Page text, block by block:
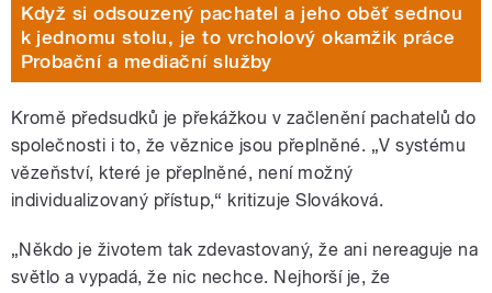
Když si odsouzený pachatel a jeho oběť sednou
k jednomu stolu, je to vrcholový okamžik práce
Probační a mediační služby
Kromě předsudků je překážkou v začlenění pachatelů do
společnosti i to, že věznice jsou přeplněné. „V systému
vězeňství, které je přeplněné, není možný
individualizovaný přístup,“ kritizuje Slováková.
„Někdo je životem tak zdevastovaný, že ani nereaguje na
světlo a vypadá, že nic nechce. Nejhorší je, že